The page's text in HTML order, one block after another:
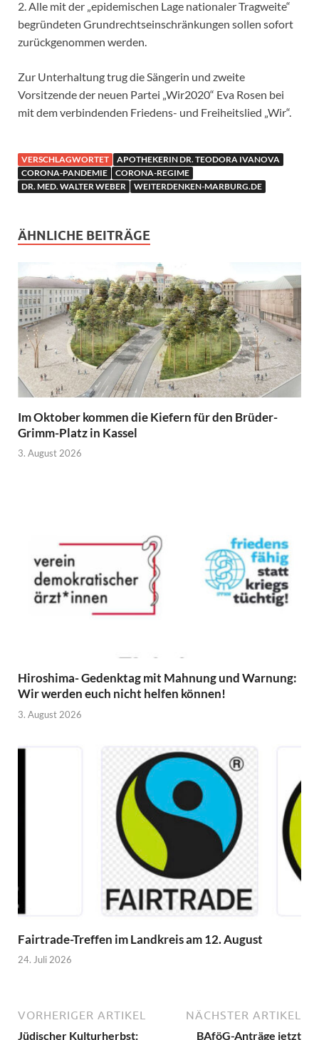
2. Alle mit der „epidemischen Lage nationaler Tragweite“
begründeten Grundrechtseinschränkungen sollen sofort
zurückgenommen werden.
Zur Unterhaltung trug die Sängerin und zweite
Vorsitzende der neuen Partei „Wir2020“ Eva Rosen bei
mit dem verbindenden Friedens- und Freiheitslied „Wir“.
VERSCHLAGWORTET
APOTHEKERIN DR. TEODORA IVANOVA
CORONA-PANDEMIE
CORONA-REGIME
DR. MED. WALTER WEBER
WEITERDENKEN-MARBURG.DE
ÄHNLICHE BEITRÄGE
Im Oktober kommen die Kiefern für den Brüder-
Grimm-Platz in Kassel
3. August 2026
Hiroshima- Gedenktag mit Mahnung und Warnung:
Wir werden euch nicht helfen können!
3. August 2026
Fairtrade-Treffen im Landkreis am 12. August
24. Juli 2026
VORHERIGER ARTIKEL
Jüdischer Kulturherbst:
NÄCHSTER ARTIKEL
BAföG-Anträge jetzt